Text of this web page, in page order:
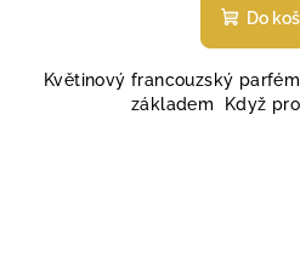
z
5
Do
Květinový francouzský
základem Když